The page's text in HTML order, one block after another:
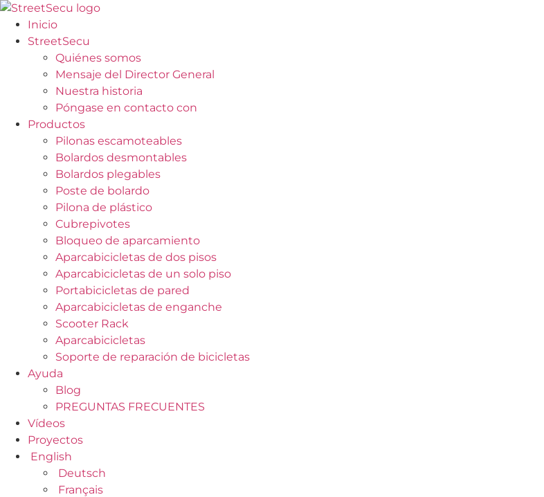
Ir
contenido
Inicio
StreetSecu
Quiénes somos
Mensaje del Director General
Nuestra historia
Póngase en contacto con
Productos
Pilonas escamoteables
Bolardos desmontables
Bolardos plegables
Poste de bolardo
Pilona de plástico
Cubrepivotes
Bloqueo de aparcamiento
Aparcabicicletas de dos pisos
Aparcabicicletas de un solo piso
Portabicicletas de pared
Aparcabicicletas de enganche
Scooter Rack
Aparcabicicletas
Soporte de reparación de bicicletas
Ayuda
Blog
PREGUNTAS FRECUENTES
Vídeos
Proyectos
English
Deutsch
Français